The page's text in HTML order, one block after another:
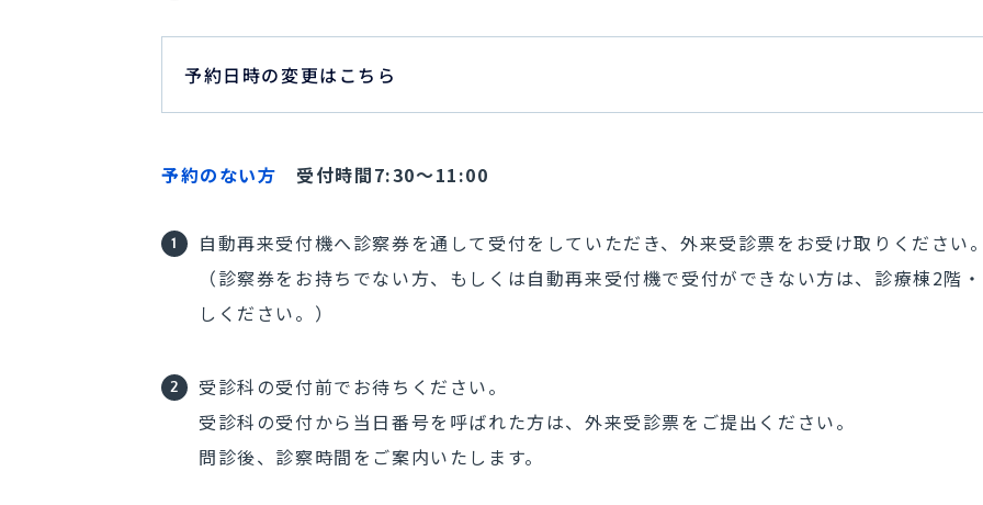
予約日時の変更はこちら
予約のない方 受付時間7:30〜11:00
自動再来受付機へ診察券を通して受付をしていただき、外来受診票をお受け取りください
（診察券をお持ちでない方、もしくは自動再来受付機で受付ができない方は、診療棟2階
しください。）
受診科の受付前でお待ちください。
受診科の受付から当日番号を呼ばれた方は、外来受診票をご提出ください。
問診後、診察時間をご案内いたします。